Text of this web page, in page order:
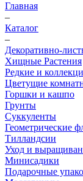
Главная
–
Каталог
–
Декоративно-
Хищные Растения
Редкие и
Цветущие
Горшки и кашпо
Грунты
Суккуленты
Геометрические
Тилландсии
Уход и
Минисадики
Подарочные